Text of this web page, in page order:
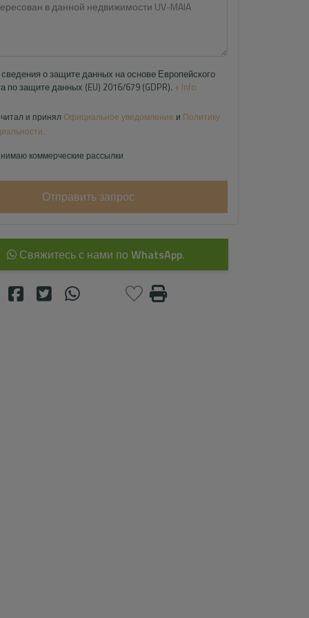
о защите данных на основе Европейского
по защите данных (EU) 2016/679 (GDPR). + Info
и принял Официальное уведомление и Политику
.
коммерческие рассылки
Отправить запрос
Свяжитесь с нами по WhatsApp.